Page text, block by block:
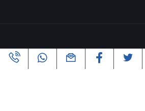
Copyright ©2005-2026 Tutti i diritti